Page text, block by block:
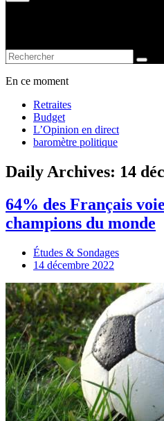
En ce moment
Retraites
Budget
L’Opinion en direct
baromètre politique
Daily Archives: 14
64% des Français
champions du monde
Études & Sondages
14 décembre 2022